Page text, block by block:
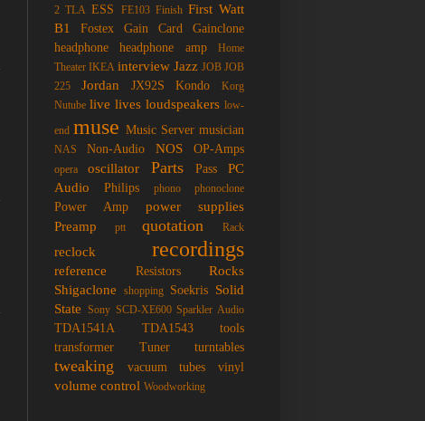
2 TLA ESS FE103 Finish First Watt
B1
Fostex Gain Card
Gainclone
headphone
headphone amp
Home
Theater IKEA interview Jazz JOB JOB
225
Jordan JX92S Kondo
Korg
Nutube live lives loudspeakers low-
end muse Music Server musician
NAS Non-Audio NOS OP-Amps
opera oscillator Parts Pass
PC
Audio
Philips phono phonoclone
Power Amp
power supplies
Preamp
ptt quotation Rack
reclock recordings
reference Resistors
Rocks
Shigaclone
shopping Soekris Solid
State Sony SCD-XE600 Sparkler Audio
TDA1541A TDA1543
tools
transformer
Tuner turntables
tweaking vacuum tubes vinyl
volume control Woodworking